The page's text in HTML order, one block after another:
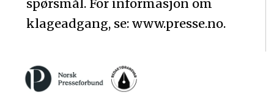
spørsmål. For informasjon om
klageadgang, se: www.presse.no.